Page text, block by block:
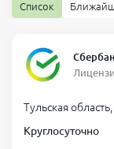
Список
Тульская
Круглосуточно